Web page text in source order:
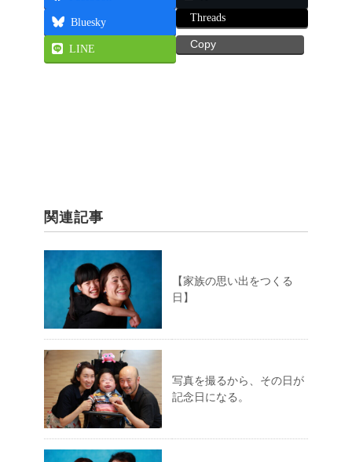
Bluesky Threads
LINE Copy
関連記事
【家族の思い出をつくる
日】
写真を撮るから、その日が
記念日になる。